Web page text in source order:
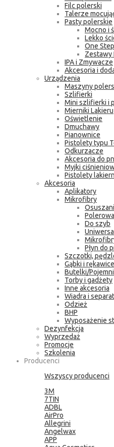
Filc polerski
Talerze
Pasty polerskie
Mocno i
Lekko
One Step
Zestawy
IPA i Zmywacze
Akcesoria i
Urządzenia
Maszyny
Szlifierki
Mini szlifierki i
Mierniki Lakieru
Oświetlenie
Dmuchawy
Pianownice
Pistolety typu
Odkurzacze
Akcesoria do
Myjki
Pistolety
Akcesoria
Aplikatory
Mikrofibry
Do szyb
Płyn do
Szczotki,
Gąbki i
Butelki/
Torby i gadżety
Inne akcesoria
Wiadra i
Odzież
BHP
Wyposażenie
Dezynfekcja
Wyprzedaż
Promocje
Szkolenia
Producenci
Wszyscy producenci
3M
7TIN
ADBL
AirPro
Allegrini
Angelwax
APP